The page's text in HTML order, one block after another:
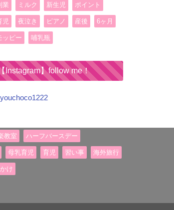
業 ミルク 新生児 ポイント
児 夜泣き ピアノ 産後 6ヶ月
ッピー 哺乳瓶
Instagram】follow me！
教室 ハーフバースデー
母乳育児 育児 習い事 海外旅行
け